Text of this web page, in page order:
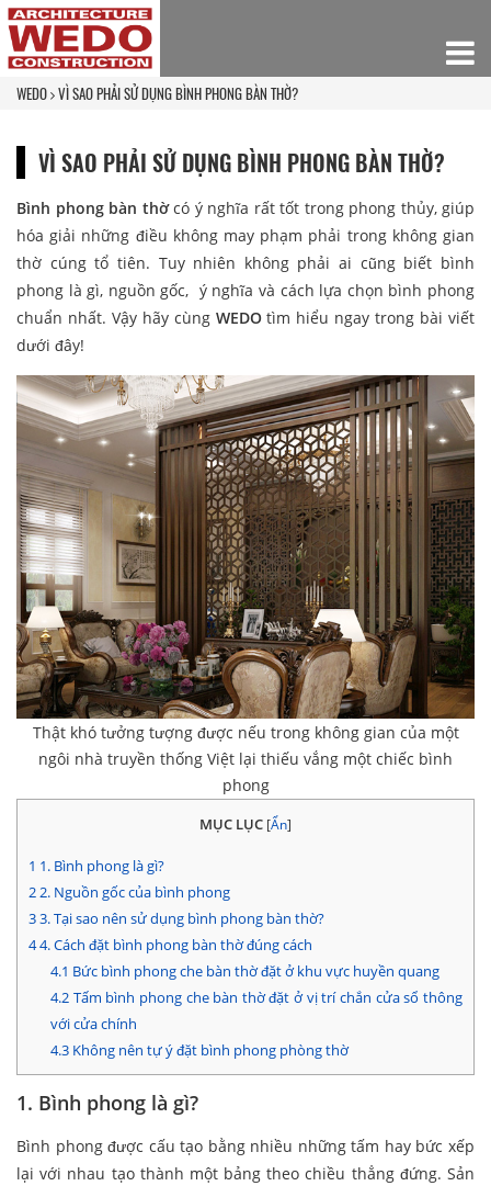
WEDO VÌ SAO PHẢI SỬ DỤNG BÌNH PHONG BÀN THỜ?
VÌ SAO PHẢI SỬ DỤNG BÌNH PHONG BÀN THỜ?
Bình phong bàn thờcó ý nghĩa rất tốt trong phong thủy, giúp
hóa giải những điều không may phạm phải trong không gian
thờ cúng tổ tiên. Tuy nhiên không phải ai cũng biết bình
phong là gì, nguồn gốc, ý nghĩa và cách lựa chọn bình phong
chuẩn nhất. Vậy hãy cùng WEDOtìm hiểu ngay trong bài viết
dưới đây!
Thật khó tưởng tượng được nếu trong không gian của một
ngôi nhà truyền thống Việt lại thiếu vắng một chiếc bình
phong
MỤC LỤC [Ẩn]
1 1. Bình phong là gì?
22. Nguồn gốc của bình phong
33. Tại sao nên sử dụng bình phong bàn thờ?
44. Cách đặt bình phong bàn thờ đúng cách
4.1 Bức bình phong che bàn thờ đặt ở khu vực huyền quang
4.2Tấm bình phong che bàn thờ đặt ở vị trí chắn cửa sổ thông
với cửa chính
4.3Không nên tự ý đặt bình phong phòng thờ
1. Bình phong là gì?
Bình phong được cấu tạo bằng nhiều những tấm hay bức xếp
lại với nhau tạo thành một bảng theo chiều thẳng đứng. Sản